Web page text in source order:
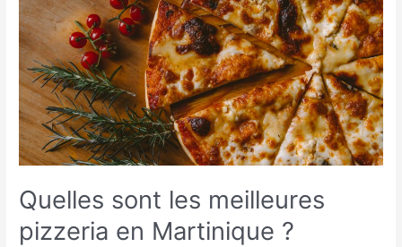
Quelles sont les meilleures
pizzeria en Martinique ?
pizzeria
en
Martinique
?